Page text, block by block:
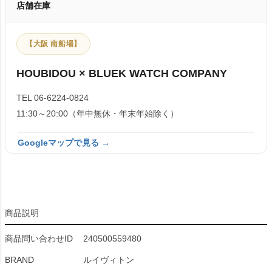
店舗在庫
【大阪 南船場】
HOUBIDOU × BLUEK WATCH COMPANY
TEL 06-6224-0824
11:30～20:00（年中無休・年末年始除く）
Googleマップで見る →
商品説明
商品問い合わせID 240500559480
BRAND ルイヴィトン